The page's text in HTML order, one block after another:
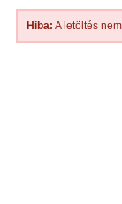
Hiba: A letöltés